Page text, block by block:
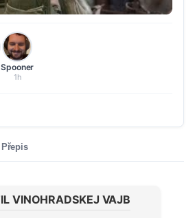
Spooner
1h
Přepis
VINOHRADSKEJ VAJB